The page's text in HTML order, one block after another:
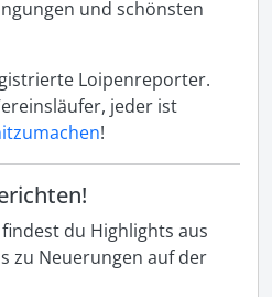
und schönsten
Loipenreporter.
jeder ist
!
du Highlights aus
zu Neuerungen auf der